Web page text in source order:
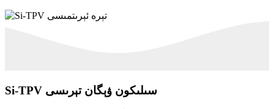
Si-TPV سىلىكون ۋېگان تېرىسى